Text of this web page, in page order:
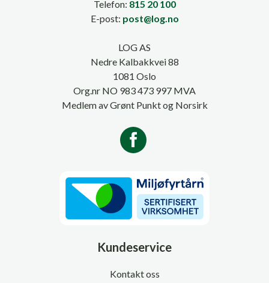
Telefon: 815 20 100
E-post: post@log.no
LOG AS
Nedre Kalbakkvei 88
1081 Oslo
Org.nr NO 983 473 997 MVA
Medlem av Grønt Punkt og Norsirk
Kundeservice
Kontakt oss